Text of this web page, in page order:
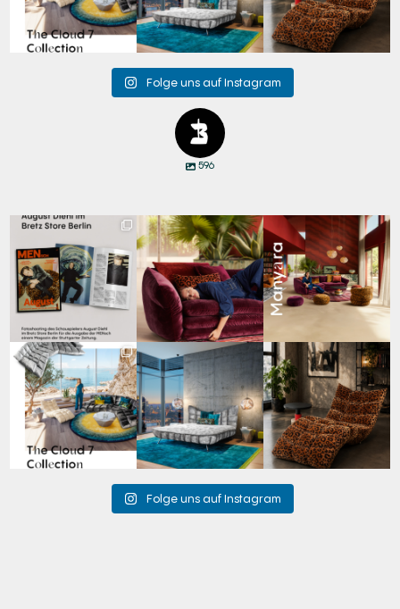
Folge uns auf Instagram
596
Zwischen Charakter
und Design:
Schauspieler August...
42 7
Den Kopf anlehnen. Die
Gedanken auf Reisen ...
69 2
Manyara. Inspiriert von
der Weite Afrikas....
59 2
Für jeden Lieblingsplatz
die passende Cloud.
☁️...
63 1
Cloud 7 – nicht nur zum
Sitzen, sondern auch
zum...
151 3
A bold statement. A
quiet retreat.
Mit unserem...
205 4
Folge uns auf Instagram